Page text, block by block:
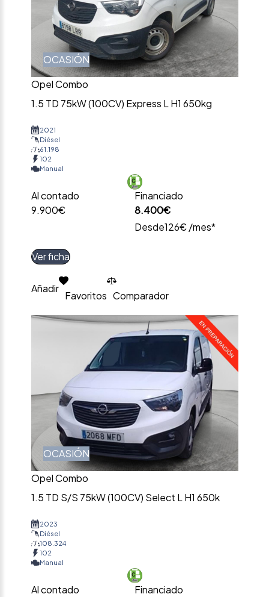
OCASIÓN
Opel Combo
1.5 TD 75kW (100CV) Express L H1 650kg
2021
Diésel
61.198
102
Manual
Al contado
9.900€
Financiado
8.400€
Desde126€ /mes*
Ver ficha
Añadir
Favoritos Comparador
OCASIÓN
Opel Combo
1.5 TD S/S 75kW (100CV) Select L H1 650k
2023
Diésel
108.324
102
Manual
Al contado
Financiado